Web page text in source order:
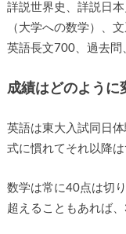
詳説世界史、詳説日
（大学への数学）、
英語長文700、過去問
成績はどのように
英語は東大入試同日
式に慣れてそれ以降
数学は常に40点は切
超えることもあれば